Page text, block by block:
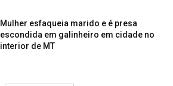
Mulher esfaqueia marido e é presa
escondida em galinheiro em cidade no
interior de MT